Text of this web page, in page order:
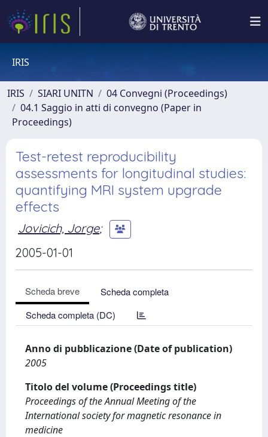
IRIS
IRIS SIARI UNITN
04 Convegni (Proceedings)
04.1 Saggio in atti di convegno (Paper in
Proceedings)
Test-retest reproducibility
assessments for longitudinal studies:
quantifying MRI system upgrade
effects
Jovicich, Jorge;
2005-01-01
Scheda breve
Scheda completa
Scheda completa (DC)
Anno di pubblicazione (Date of publication)
2005
Titolo del volume (Proceedings title)
Proceedings of the Annual Meeting of the
International society for magnetic resonance in
medicine